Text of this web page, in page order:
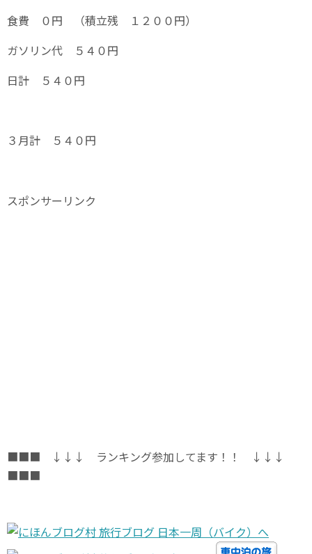
食費 ０円 （積立残 １２００円）
ガソリン代 ５４０円
日計 ５４０円
３月計 ５４０円
スポンサーリンク
■■■ ↓↓↓ ランキング参加してます！！ ↓↓↓
■■■